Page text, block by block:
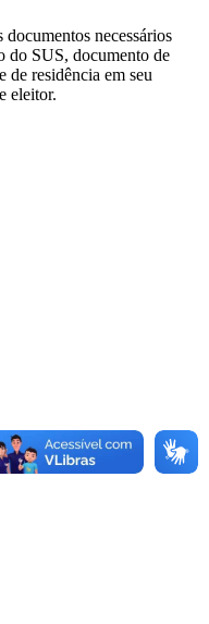
documentos necessários
do SUS, documento de
residência em seu
eleitor.